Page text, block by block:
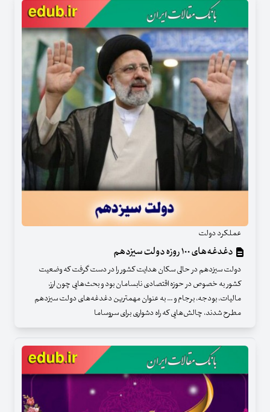
عملکرد دولت
دغدغه‌های ۱۰۰ روزه دولت سیزدهم
دولت سیزدهم در حالی سکان هدایت کشور را در دست گرفت که وضعیت
کشور به خصوص در حوزه اقتصادی نابسامان بود و بحث‌هایی چون ارز،
مالیات، بودجه، برجام و ... به عنوان مهمترین دغدغه‌های دولت سیزدهم
مطرح شدند، چالش‌هایی که راه دشواری برای سروساما